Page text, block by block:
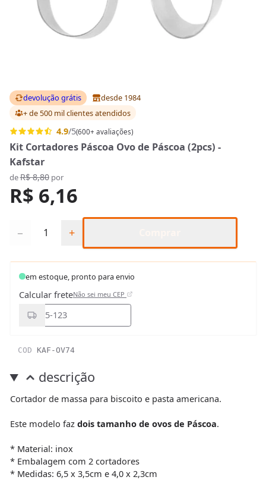
devolução grátis
desde 1984
+ de 500 mil clientesatendidos
4.9/5(600+ avaliações)
Kit Cortadores Páscoa Ovo de Páscoa (2pcs) -
Kafstar
deR$ 8,80por
R$ 6,16
− +
em estoque, pronto para envio
Calcular freteNão sei meu CEP
COD KAF-OV74
descrição
Cortador de massa para biscoito e pasta americana.
Este modelo faz dois tamanho de ovos de Páscoa.
* Material: inox
* Embalagem com 2 cortadores
* Medidas: 6,5 x 3,5cm e 4,0 x 2,3cm